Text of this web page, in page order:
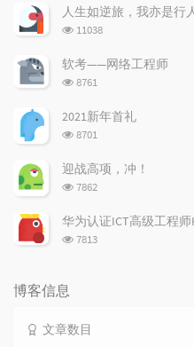
章
人生如逆旅，我亦是行人
浏
次
数:
11038
软考——网络工程师
浏
次
8761
2021新年首礼
浏
次
数:
8701
迎战高项，冲！
浏
次
数:
7862
华为认证ICT高级工程师
浏
7813
博客信息
文章数目